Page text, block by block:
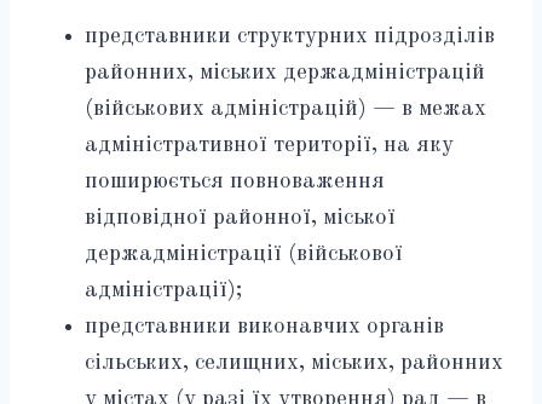
представники структурних підрозділів
районних, міських держадміністрацій
(військових адміністрацій) — в межах
адміністративної території, на яку
поширюється повноваження
відповідної районної, міської
держадміністрації (військової
адміністрації);
представники виконавчих органів
сільських, селищних, міських, районних
у містах (у разі їх утворення) рад — в